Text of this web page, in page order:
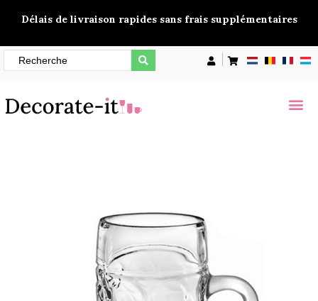
Délais de livraison rapides sans frais supplémentaires